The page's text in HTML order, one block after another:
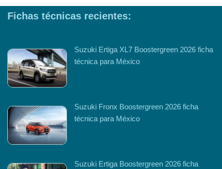
Fichas técnicas recientes:
Suzuki Ertiga XL7 Boostergreen 2026 ficha
técnica para México
Suzuki Fronx Boostergreen 2026 ficha
técnica para México
Suzuki Ertiga Boostergreen 2026 ficha